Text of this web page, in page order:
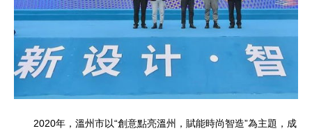
2020年，溫州市以“創意點亮溫州，賦能時尚智造”為主題，成